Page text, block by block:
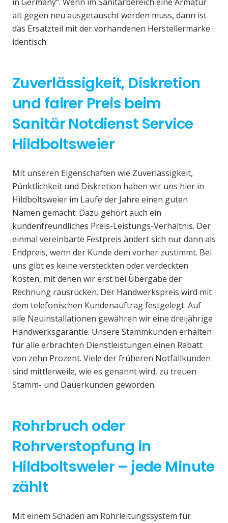
alt gegen neu ausgetauscht werden muss, dann ist
das Ersatzteil mit der vorhandenen Herstellermarke
identisch.
Zuverlässigkeit, Diskretion
und fairer Preis beim
Sanitär Notdienst Service
Hildboltsweier
Mit unseren Eigenschaften wie Zuverlässigkeit,
Pünktlichkeit und Diskretion haben wir uns hier in
Hildboltsweier im Laufe der Jahre einen guten
Namen gemacht. Dazu gehört auch ein
kundenfreundliches Preis-Leistungs-Verhältnis. Der
einmal vereinbarte Festpreis ändert sich nur dann als
Endpreis, wenn der Kunde dem vorher zustimmt. Bei
uns gibt es keine versteckten oder verdeckten
Kosten, mit denen wir erst bei Übergabe der
Rechnung rausrücken. Der Handwerkspreis wird mit
dem telefonischen Kundenauftrag festgelegt. Auf
alle Neuinstallationen gewähren wir eine dreijährige
Handwerksgarantie. Unsere Stammkunden erhalten
für alle erbrachten Dienstleistungen einen Rabatt
von zehn Prozent. Viele der früheren Notfallkunden
sind mittlerweile, wie es genannt wird, zu treuen
Stamm- und Dauerkunden geworden.
Rohrbruch oder
Rohrverstopfung in
Hildboltsweier – jede Minute
zählt
Mit einem Schaden am Rohrleitungssystem für